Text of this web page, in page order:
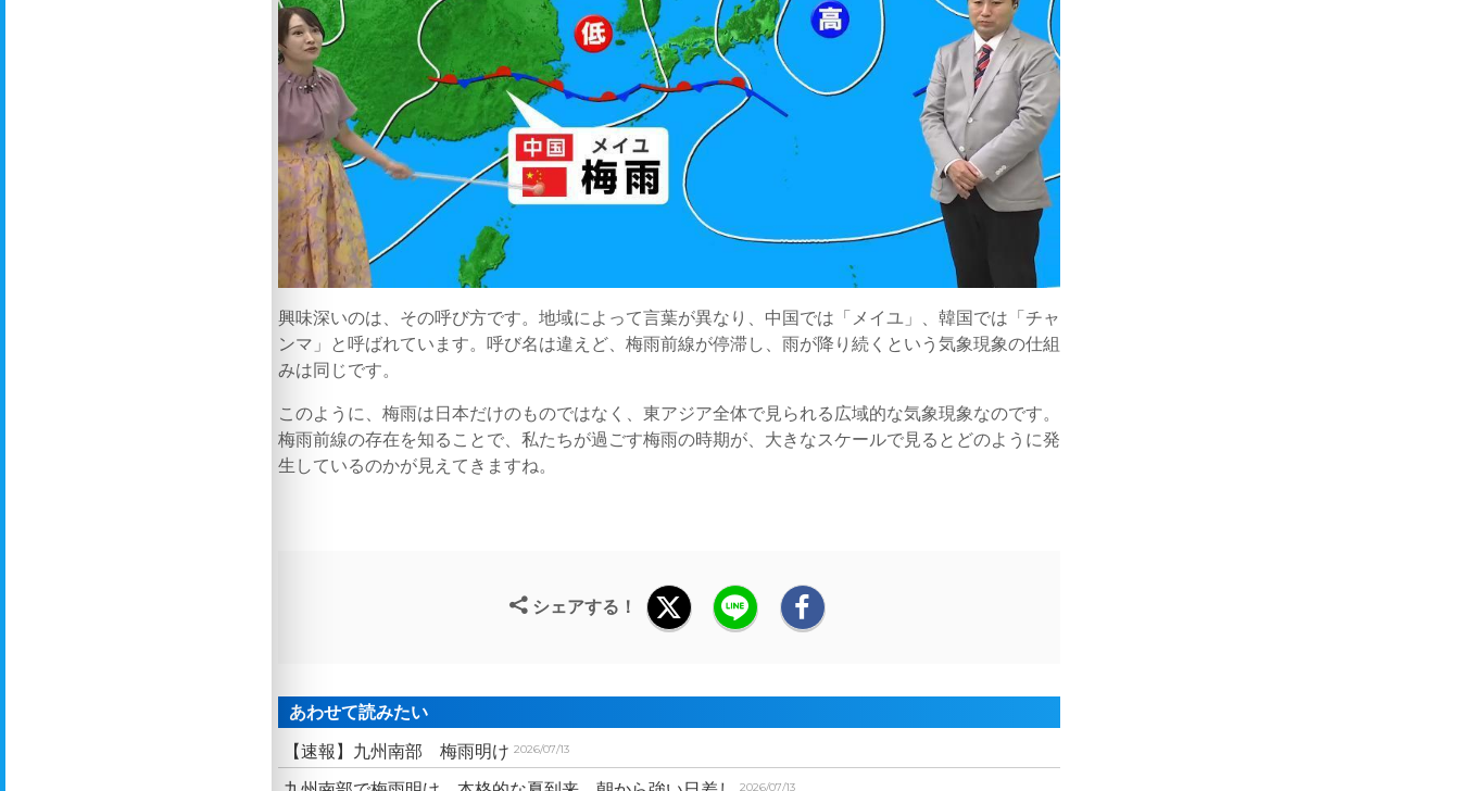
興味深いのは、その呼び方です。地域によって言葉が異なり、中国では「メイユ」、韓国では「チャ
ンマ」と呼ばれています。呼び名は違えど、梅雨前線が停滞し、雨が降り続くという気象現象の仕組
みは同じです。
このように、梅雨は日本だけのものではなく、東アジア全体で見られる広域的な気象現象なのです。
梅雨前線の存在を知ることで、私たちが過ごす梅雨の時期が、大きなスケールで見るとどのように発
生しているのかが見えてきますね。
シェアする！
あわせて読みたい
【速報】九州南部 梅雨明け 2026/07/13
2026/07/13